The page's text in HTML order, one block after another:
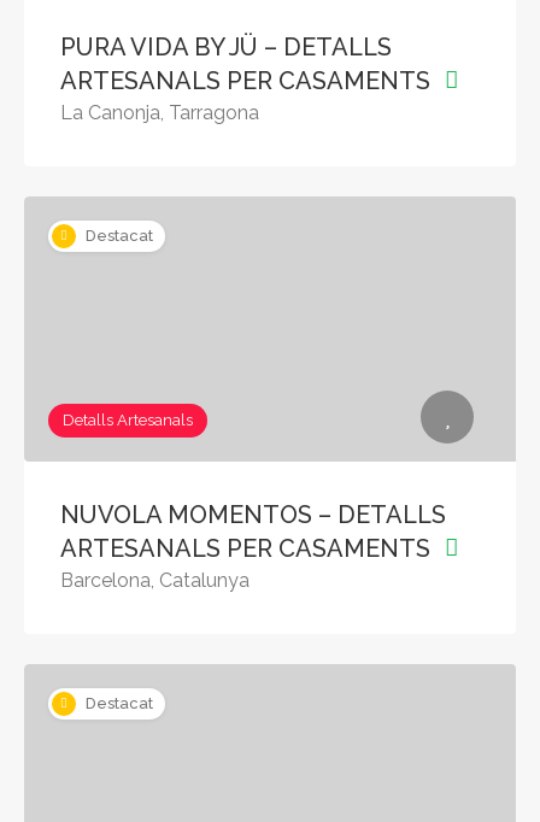
PURA VIDA BY JÜ – DETALLS
ARTESANALS PER CASAMENTS
La Canonja, Tarragona
Destacat
Detalls Artesanals
NUVOLA MOMENTOS – DETALLS
ARTESANALS PER CASAMENTS
Barcelona, Catalunya
Destacat